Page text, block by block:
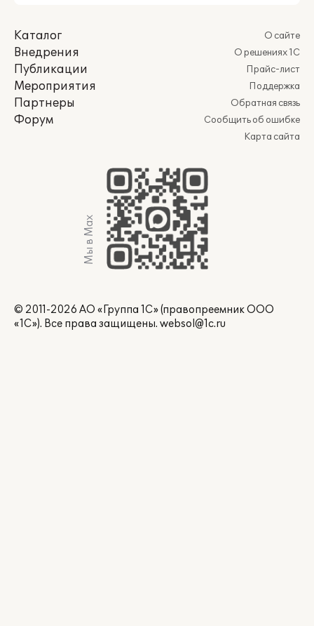
Каталог
Внедрения
Публикации
Мероприятия
Партнеры
Форум
О сайте
О решениях 1С
Прайс-лист
Поддержка
Обратная связь
Сообщить об ошибке
Карта сайта
Мы в Max
© 2011-2026 АО «Группа 1С» (правопреемник ООО
«1С»). Все права защищены. websol@1c.ru